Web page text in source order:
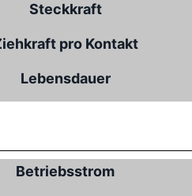
Steckkraft
pro Kontakt
Lebensdauer
Betriebsstrom